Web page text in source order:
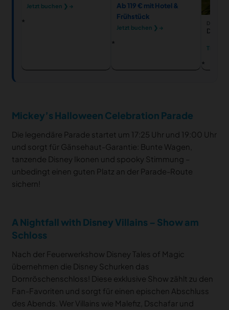
Jetzt buchen ❯ →
Ab 119 € mit Hotel &
Frühstück
Jetzt buchen ❯ →
Tickets
Mickey’s Halloween Celebration Parade
Die legendäre Parade startet um 17:25 Uhr und 19:00 Uhr
und sorgt für Gänsehaut-Garantie: Bunte Wagen,
tanzende Disney Ikonen und spooky Stimmung –
unbedingt einen guten Platz an der Parade-Route
sichern!
A Nightfall with Disney Villains – Show am
Schloss
Nach der Feuerwerkshow Disney Tales of Magic
übernehmen die Disney Schurken das
Dornröschenschloss! Diese exklusive Show zählt zu den
Fan-Favoriten und sorgt für einen epischen Abschluss
des Abends. Wer Villains wie Malefiz, Dschafar und